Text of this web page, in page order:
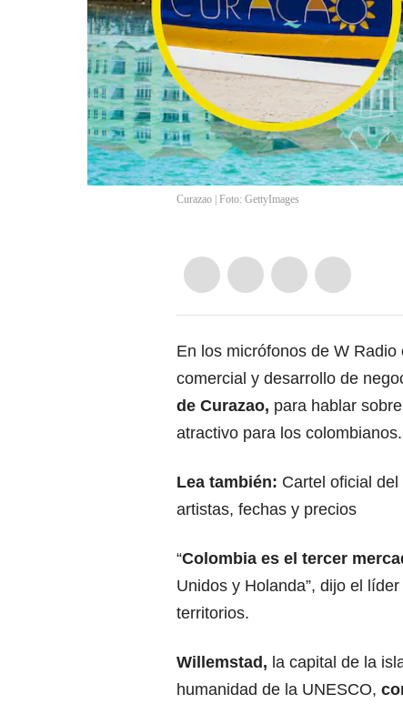
Curazao | Foto: GettyImages
En los micrófonos de W Radio
comercial y desarrollo de
de Curazao, para hablar
atractivo para los colombianos.
Lea también: Cartel oficial
artistas, fechas y precios
“Colombia es el tercer
Unidos y Holanda”, dijo el
territorios.
Willemstad, la capital de la
humanidad de la UNESCO,